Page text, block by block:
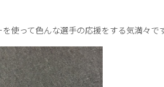
使って色んな選手の応援をする気満々で